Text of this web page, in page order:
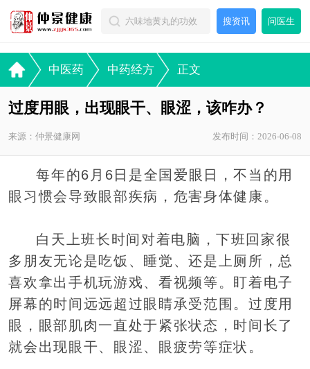
搜资讯 问医生
中医药 中药经方 正文
过度用眼，出现眼干、眼涩，该咋办？
来源：仲景健康网 发布时间：2026-06-08
每年的6月6日是全国爱眼日，不当的用
眼习惯会导致眼部疾病，危害身体健康。
白天上班长时间对着电脑，下班回家很
多朋友无论是吃饭、睡觉、还是上厕所，总
喜欢拿出手机玩游戏、看视频等。盯着电子
屏幕的时间远远超过眼睛承受范围。过度用
眼，眼部肌肉一直处于紧张状态，时间长了
就会出现眼干、眼涩、眼疲劳等症状。